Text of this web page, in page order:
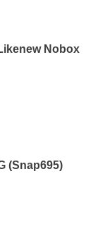
Nobox
(Snap695)